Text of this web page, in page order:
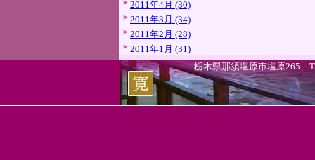
2011年4月 (30)
2011年3月 (34)
2011年2月 (28)
2011年1月 (31)
栃木県那須塩原市塩原265